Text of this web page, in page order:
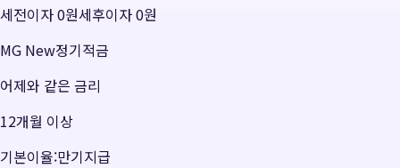
세전이자0원세후이자0원
MG New정기적금
어제와 같은 금리
12개월 이상
기본이율:만기지급